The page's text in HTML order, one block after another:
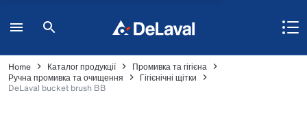
Home Каталог продукції
Промивка та гігієна
Ручна промивка та очищення
Гігієнічні щітки
DeLaval bucket brush BB